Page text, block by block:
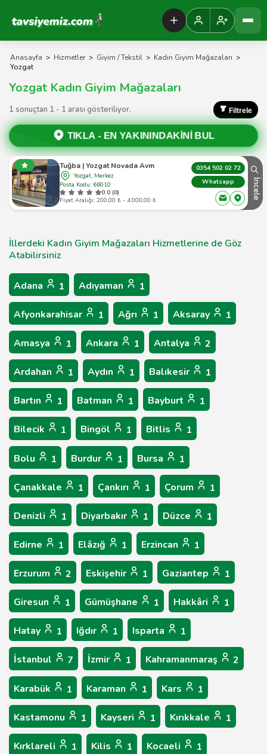
Tavsiyemiz Anasayfa
Anasayfa > Hizmetler > Giyim / Tekstil > Kadın Giyim Mağazaları >
Yozgat
Yozgat Kadın Giyim Mağazaları
1 sonuçtan 1 - 1 arası gösteriliyor. Filtrele
TIKLA - EN YAKININDAKİNİ BUL
Tuğba | Yozgat Novada Avm
Yozgat, Merkez
Posta Kodu: 66010
0.0 (0)
Fiyat Aralığı: 200,00 ₺ - 4.000,00 ₺
0354 502 02 72
Whatsapp
İncele
İllerdeki Kadın Giyim Mağazaları Hizmetlerine de Göz
Atabilirsiniz
Adana 1 Adıyaman 1
Afyonkarahisar 1 Ağrı 1 Aksaray 1
Amasya 1 Ankara 1 Antalya 2
Ardahan 1 Aydın 1 Balıkesir 1
Bartın 1 Batman 1 Bayburt 1
Bilecik 1 Bingöl 1 Bitlis 1
Bolu 1 Burdur 1 Bursa 1
Çanakkale 1 Çankırı 1 Çorum 1
Denizli 1 Diyarbakır 1 Düzce 1
Edirne 1 Elâzığ 1 Erzincan 1
Erzurum 2 Eskişehir 1 Gaziantep 1
Giresun 1 Gümüşhane 1 Hakkâri 1
Hatay 1 Iğdır 1 Isparta 1
İstanbul 7 İzmir 1 Kahramanmaraş 2
Karabük 1 Karaman 1 Kars 1
Kastamonu 1 Kayseri 1 Kırıkkale 1
Kırklareli 1 Kilis 1 Kocaeli 1